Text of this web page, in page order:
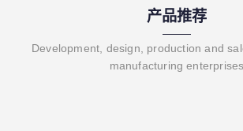
产品推荐
Development, design, production and
manufacturing enterprises